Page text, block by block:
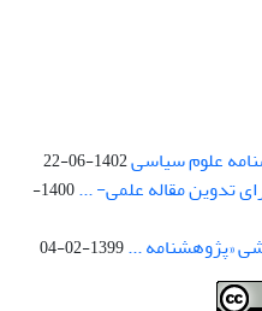
علوم سیاسی1402-06-22
تدوین مقاله علمی- ...
1400-
«پژوهشنامه ...1399-02-04